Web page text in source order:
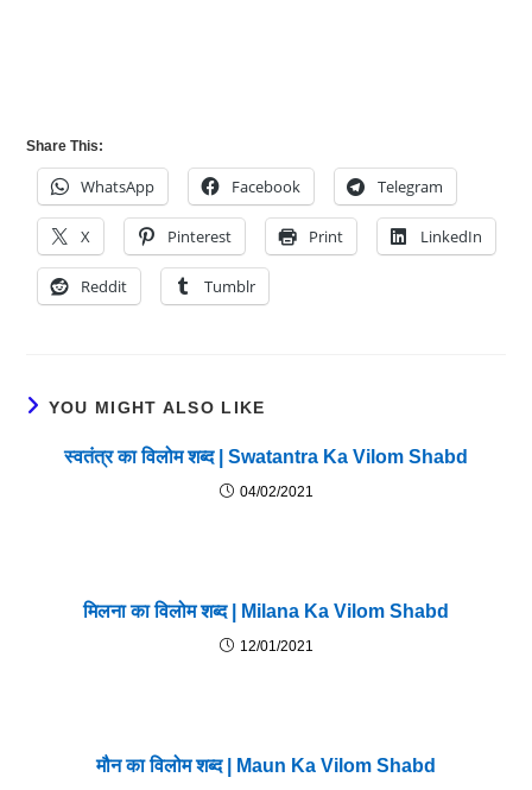
Share This:
WhatsApp Facebook Telegram
X Pinterest Print LinkedIn
Reddit Tumblr
YOU MIGHT ALSO LIKE
स्वतंत्र का विलोम शब्द | Swatantra Ka Vilom Shabd
04/02/2021
मिलना का विलोम शब्द | Milana Ka Vilom Shabd
12/01/2021
मौन का विलोम शब्द | Maun Ka Vilom Shabd